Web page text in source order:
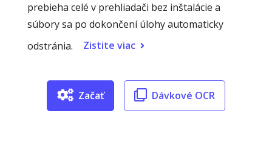
prebieha celé v prehliadači bez inštalácie a
súbory sa po dokončení úlohy automaticky
odstránia.
Zistite viac
Začať Dávkové OCR